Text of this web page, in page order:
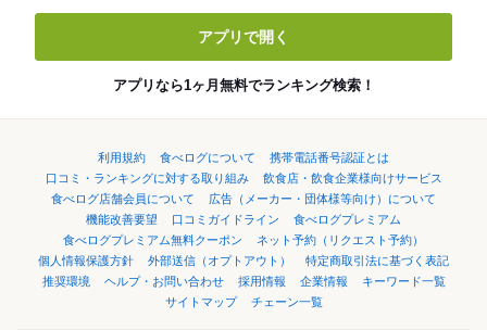
アプリで開く
アプリなら1ヶ月無料でランキング検索！
利用規約 食べログについて
携帯電話番号認証とは
口コミ・ランキングに対する取り組み
飲食店・飲食企業様向けサービス
食べログ店舗会員について
広告（メーカー・団体様等向け）について
機能改善要望
口コミガイドライン
食べログプレミアム
食べログプレミアム無料クーポン
ネット予約（リクエスト予約）
個人情報保護方針
外部送信（オプトアウト）
特定商取引法に基づく表記
推奨環境
ヘルプ・お問い合わせ 採用情報 企業情報
キーワード一覧
サイトマップ
チェーン一覧